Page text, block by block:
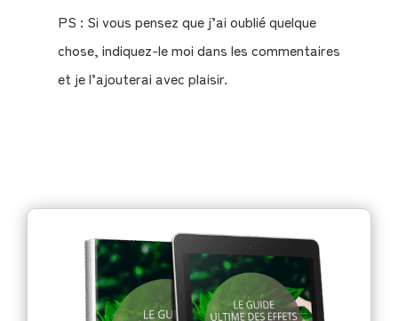
PS : Si vous pensez que j’ai oublié quelque
chose, indiquez-le moi dans les commentaires
et je l’ajouterai avec plaisir.